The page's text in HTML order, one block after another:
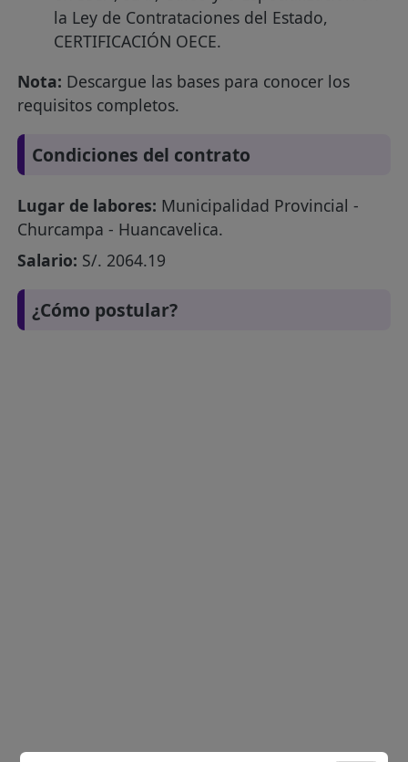
la Ley de Contrataciones del Estado,
CERTIFICACIÓN OECE.
Nota: Descargue las bases para conocer los
requisitos completos.
Condiciones del contrato
Lugar de labores: Municipalidad Provincial -
Churcampa - Huancavelica.
Salario: S/. 2064.19
¿Cómo postular?